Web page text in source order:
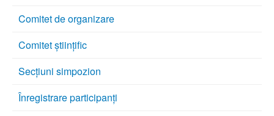
Comitet de organizare
Comitet științific
Secțiuni simpozion
Înregistrare participanți